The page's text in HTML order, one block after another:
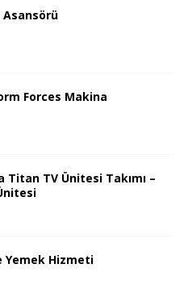
Forces Makina
Titan TV Ünitesi Takımı –
Yemek Hizmeti